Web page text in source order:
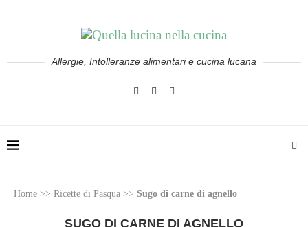
Allergie, Intolleranze alimentari e cucina lucana
Home >> Ricette di Pasqua >> Sugo di carne di agnello
SUGO DI CARNE DI AGNELLO